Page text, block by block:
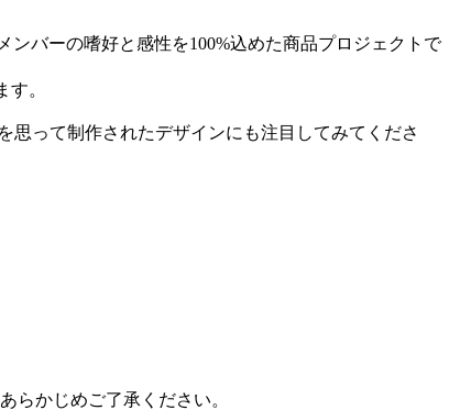
バーの嗜好と感性を100%込めた商品プロジェクトで
。
って制作されたデザインにも注目してみてくださ
らかじめご了承ください。